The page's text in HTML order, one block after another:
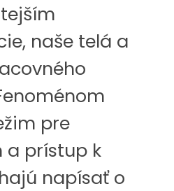
naše telá a
pre
a prístup k
napísať o